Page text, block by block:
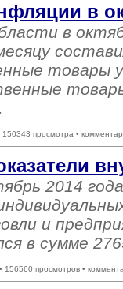
в
в
товары
150343 просмотра •
2014
и
в сумме
• 156560 просмотров •